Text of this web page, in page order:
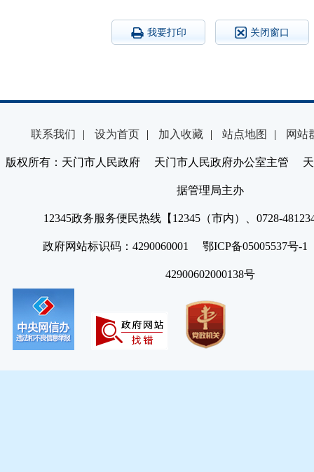
我要打印 关闭窗口
联系我们 设为首页 加入收藏 站点地图 网站
版权所有：天门市人民政府 天门市人民政府办公室主管 天
据管理局主办
12345政务服务便民热线【12345（市内）、0728-
政府网站标识码：4290060001 鄂ICP备05005537号
42900602000138号